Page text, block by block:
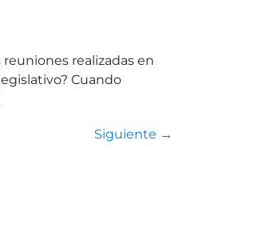
realizadas en
Cuando
Siguiente →